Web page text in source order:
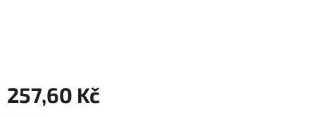
257,60 Kč